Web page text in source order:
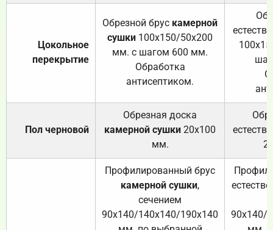
Цокольное
перекрытие
Обрезной брус камерной
сушки 100х150/50х200
мм. с шагом 600 мм.
Обработка
антисептиком.
Пол черновой
Обрезная доска
камерной сушки 20х100
мм.
Профилированный брус
камерной сушки,
сечением
90х140/140х140/190х140
90х140/